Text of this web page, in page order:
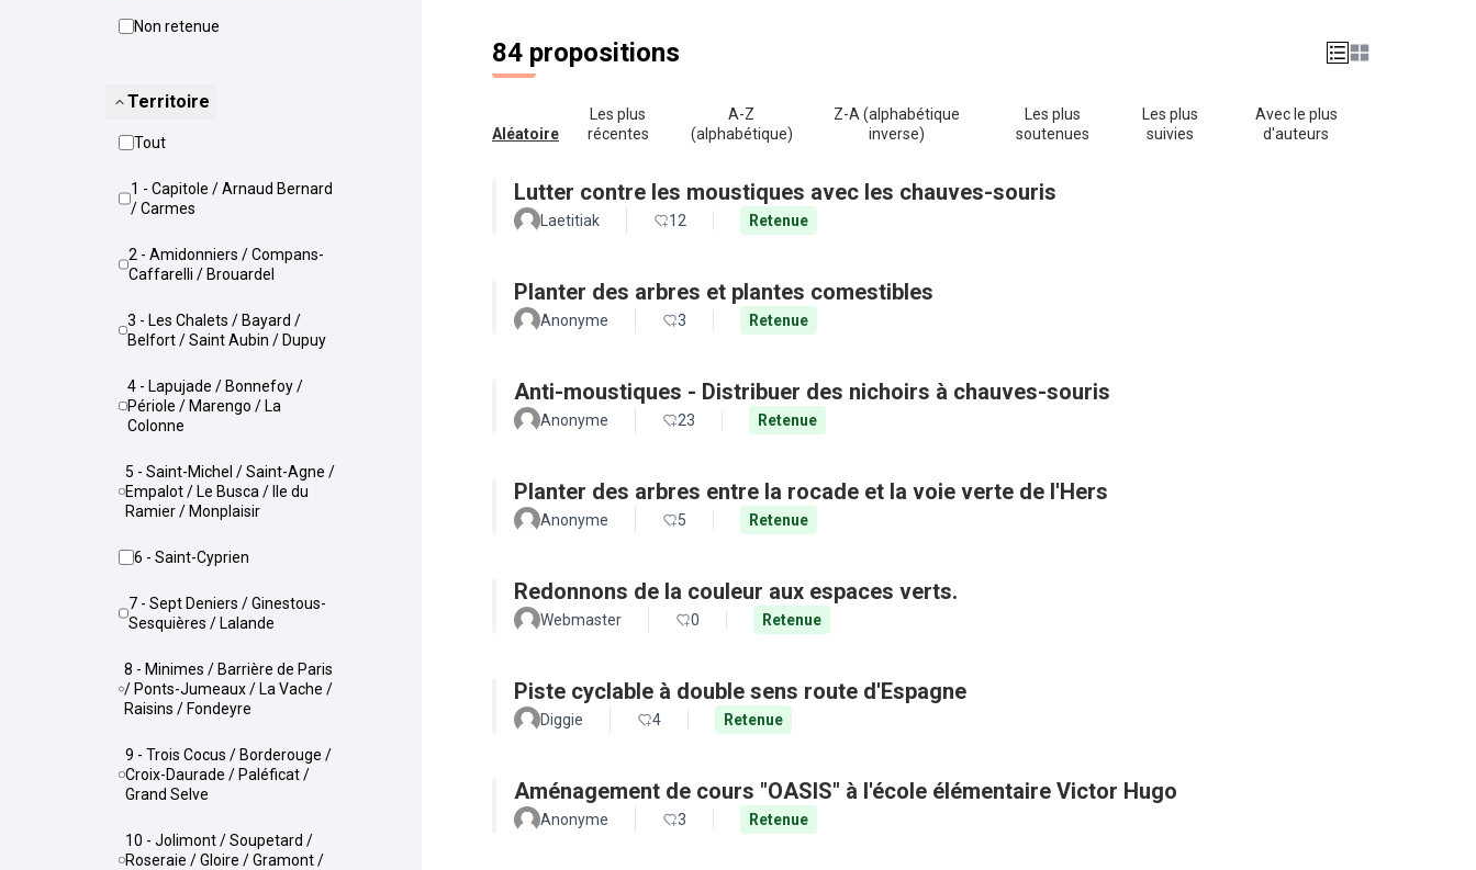
Non retenue
Territoire
Tout
1 - Capitole / Arnaud Bernard
/ Carmes
2 - Amidonniers / Compans-
Caffarelli / Brouardel
3 - Les Chalets / Bayard /
Belfort / Saint Aubin / Dupuy
4 - Lapujade / Bonnefoy /
Périole / Marengo / La
Colonne
5 - Saint-Michel / Saint-Agne /
Empalot / Le Busca / Ile du
Ramier / Monplaisir
6 - Saint-Cyprien
7 - Sept Deniers / Ginestous-
Sesquières / Lalande
8 - Minimes / Barrière de Paris
/ Ponts-Jumeaux / La Vache /
Raisins / Fondeyre
9 - Trois Cocus / Borderouge /
Croix-Daurade / Paléficat /
Grand Selve
10 - Jolimont / Soupetard /
Roseraie / Gloire / Gramont /
84 propositions
Aléatoire
Les plus
récentes
A-Z
(alphabétique)
Z-A (alphabétique
inverse)
Les plus
soutenues
Les plus
suivies
Avec le plus
d'auteurs
Lutter contre les moustiques avec les chauves-souris
Laetitiak 12 Retenue
Planter des arbres et plantes comestibles
Anonyme 3 Retenue
Anti-moustiques - Distribuer des nichoirs à chauves-souris
Anonyme 23 Retenue
Planter des arbres entre la rocade et la voie verte de l'Hers
Anonyme 5 Retenue
Redonnons de la couleur aux espaces verts.
Webmaster 0 Retenue
Piste cyclable à double sens route d'Espagne
Diggie 4 Retenue
Aménagement de cours "OASIS" à l'école élémentaire Victor Hugo
Anonyme 3 Retenue